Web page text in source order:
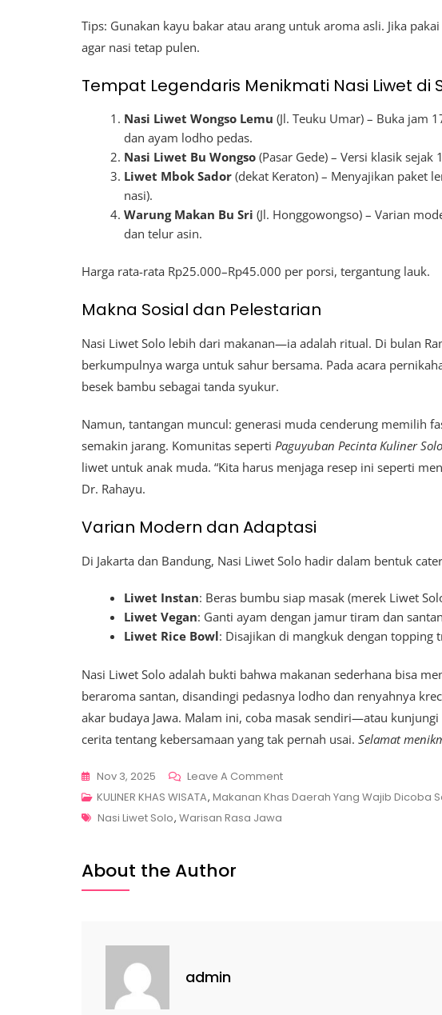
Tips: Gunakan kayu bakar atau arang untuk aroma asli. Jika
agar nasi tetap pulen.
Tempat Legendaris Menikmati Nasi Liwet di
Nasi Liwet Wongso Lemu (Jl. Teuku Umar) – Buka jam
dan ayam lodho pedas.
Nasi Liwet Bu Wongso (Pasar Gede) – Versi klasik
Liwet Mbok Sador (dekat Keraton) – Menyajikan paket
nasi).
Warung Makan Bu Sri (Jl. Honggowongso) – Varian
dan telur asin.
Harga rata-rata Rp25.000–Rp45.000 per porsi, tergantung lauk.
Makna Sosial dan Pelestarian
Nasi Liwet Solo lebih dari makanan—ia adalah ritual. Di bulan
berkumpulnya warga untuk sahur bersama. Pada acara
besek bambu sebagai tanda syukur.
Namun, tantangan muncul: generasi muda cenderung memilih
semakin jarang. Komunitas seperti Paguyuban Pecinta Kuliner Solo
liwet untuk anak muda. “Kita harus menjaga resep ini seperti
Dr. Rahayu.
Varian Modern dan Adaptasi
Di Jakarta dan Bandung, Nasi Liwet Solo hadir dalam bentuk
Liwet Instan: Beras bumbu siap masak (merek Liwet
Liwet Vegan: Ganti ayam dengan jamur tiram dan
Liwet Rice Bowl: Disajikan di mangkuk dengan
Nasi Liwet Solo adalah bukti bahwa makanan sederhana bisa
beraroma santan, disandingi pedasnya lodho dan renyahnya
akar budaya Jawa. Malam ini, coba masak sendiri—atau
cerita tentang kebersamaan yang tak pernah usai. Selamat
Nov 3, 2025 Leave A CommentOn
Nasi
KULINER KHAS WISATA, Makanan Khas Daerah Yang Wajib Dicoba
Tags
Nasi Liwet Solo, Warisan Rasa Jawa
About the Author
admin